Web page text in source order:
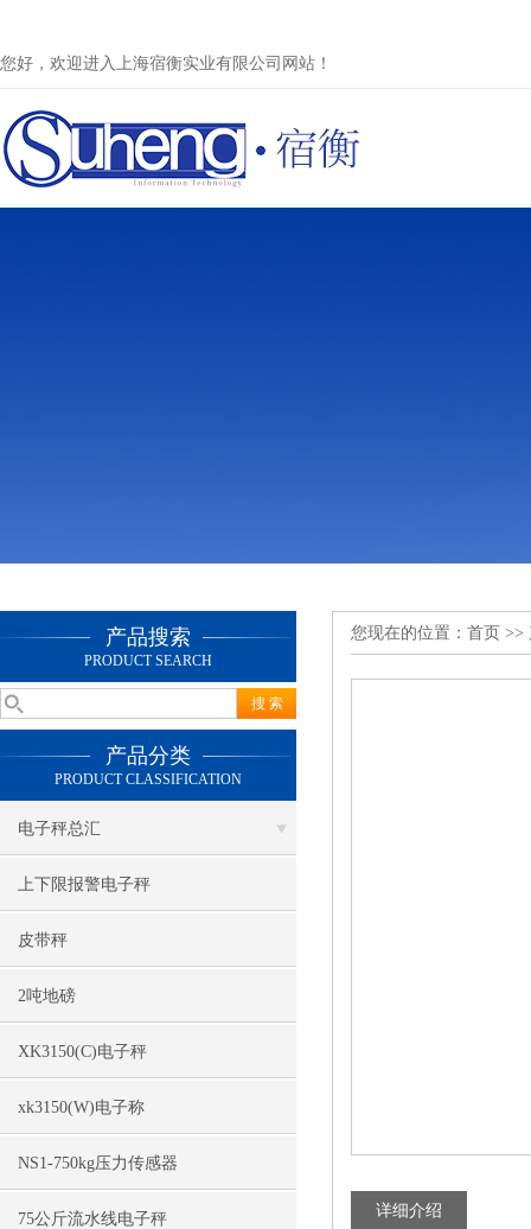
您好，欢迎进入上海宿衡实业有限公司网站！
产品搜索
PRODUCT SEARCH
产品分类
PRODUCT CLASSIFICATION
电子秤总汇
上下限报警电子秤
皮带秤
2吨地磅
XK3150(C)电子秤
xk3150(W)电子称
NS1-750kg压力传感器
75公斤流水线电子秤
您现在的位置： 首页 >>
详细介绍